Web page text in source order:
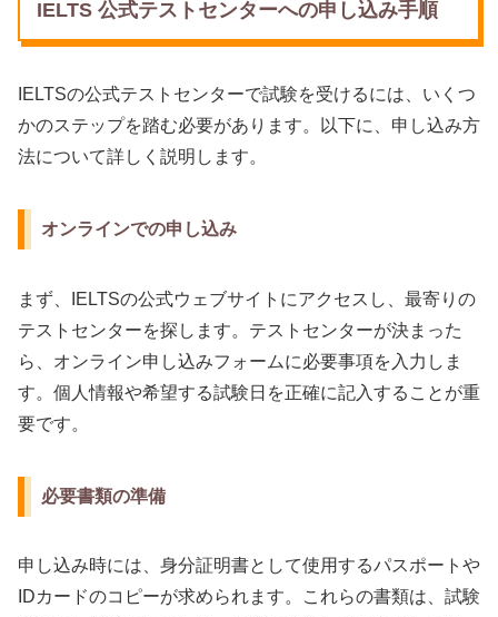
IELTS 公式テストセンターへの申し込み手順
IELTSの公式テストセンターで試験を受けるには、いくつ
かのステップを踏む必要があります。以下に、申し込み方
法について詳しく説明します。
オンラインでの申し込み
まず、IELTSの公式ウェブサイトにアクセスし、最寄りの
テストセンターを探します。テストセンターが決まった
ら、オンライン申し込みフォームに必要事項を入力しま
す。個人情報や希望する試験日を正確に記入することが重
要です。
必要書類の準備
申し込み時には、身分証明書として使用するパスポートや
IDカードのコピーが求められます。これらの書類は、試験